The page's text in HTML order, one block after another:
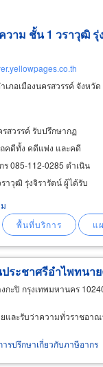
าม ชั้น 1 วราวุฒิ รุ่
ภอเมืองนครสวรรค์ จังหวัด
สวรรค์ รับปรึกษากฏ
คดีทั้ง คดีแพ่ง และคดี
085-112-0285 ดำเนิน
าวุฒิ รุ่งจิรารัตน์ ผู้ได้รับ
ลือกตั้งประจำจังหวัด
ารแต่งตั้งเป็นอนุ
ะการยุติธรรมวุฒิสภาและ
การการยุติธรรม
ระชาศรีอำไพทนา
กะปิ กรุงเทพมหานคร
และรับว่าความทั่วราชอาณ
ารปรึกษาเกี่ยวกับภาษีอากร